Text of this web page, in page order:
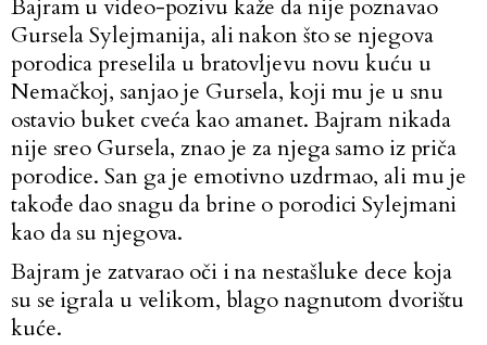
Bajram u video-pozivu kaže da nije poznavao
Gursela Sylejmanija, ali nakon što se njegova
porodica preselila u bratovljevu novu kuću u
Nemačkoj, sanjao je Gursela, koji mu je u snu
ostavio buket cveća kao amanet. Bajram nikada
nije sreo Gursela, znao je za njega samo iz priča
porodice. San ga je emotivno uzdrmao, ali mu je
takođe dao snagu da brine o porodici Sylejmani
kao da su njegova.
Bajram je zatvarao oči i na nestašluke dece koja
su se igrala u velikom, blago nagnutom dvorištu
kuće.